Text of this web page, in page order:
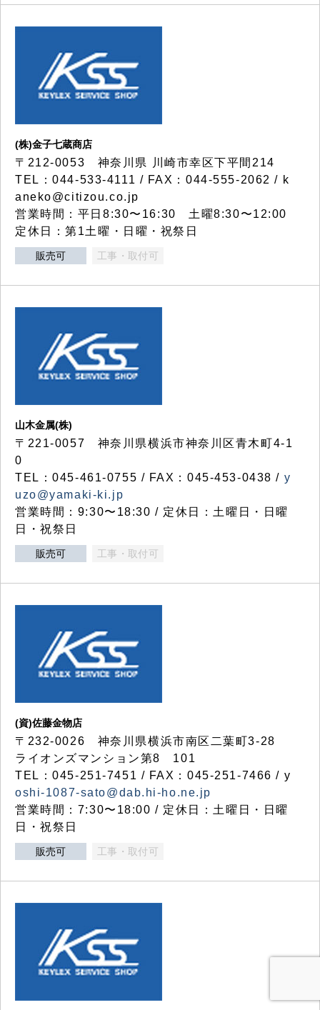
(株)金子七蔵商店
〒212-0053 神奈川県 川崎市幸区下平間214
TEL：044-533-4111 / FAX：044-555-2062 / k
aneko@citizou.co.jp
営業時間：平日8:30〜16:30 土曜8:30〜12:00
定休日：第1土曜・日曜・祝祭日
販売可 工事・取付可
山木金属(株)
〒221-0057 神奈川県横浜市神奈川区青木町4-1
0
TEL：045-461-0755 / FAX：045-453-0438 / y
uzo@yamaki-ki.jp
営業時間：9:30〜18:30 / 定休日：土曜日・日曜
日・祝祭日
販売可 工事・取付可
(資)佐藤金物店
〒232-0026 神奈川県横浜市南区二葉町3-28
ライオンズマンション第8 101
TEL：045-251-7451 / FAX：045-251-7466 / y
oshi-1087-sato@dab.hi-ho.ne.jp
営業時間：7:30〜18:00 / 定休日：土曜日・日曜
日・祝祭日
販売可 工事・取付可